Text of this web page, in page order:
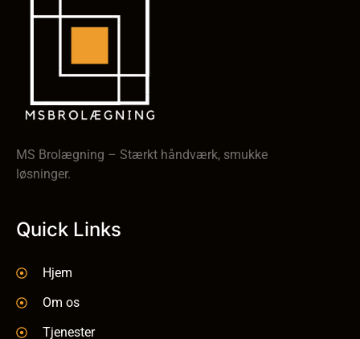
MS Brolægning – Stærkt håndværk, smukke
løsninger.
Quick Links
Hjem
Om os
Tjenester